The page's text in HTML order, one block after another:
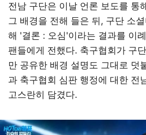
전남 구단은 이날 언론 보도를 통
그 배경을 전해 들은 뒤, 구단 소
해 '결론 : 오심'이라는 결과를 이
팬들에게 전했다. 축구협회가 구
만 공유한 배경 설명도 그대로 덧
과 축구협회 심판 행정에 대한 전
고스란히 담겼다.